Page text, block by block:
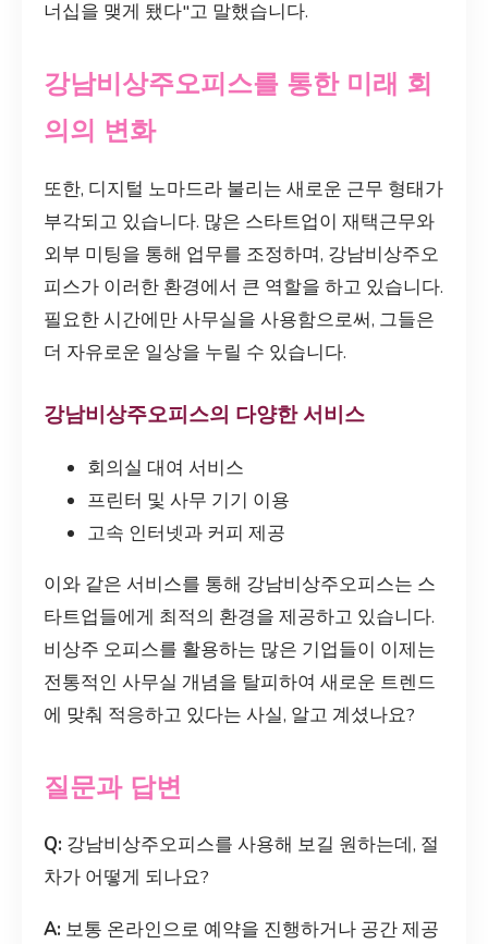
너십을 맺게 됐다"고 말했습니다.
강남비상주오피스를 통한 미래 회
의의 변화
또한, 디지털 노마드라 불리는 새로운 근무 형태가
부각되고 있습니다. 많은 스타트업이 재택근무와
외부 미팅을 통해 업무를 조정하며, 강남비상주오
피스가 이러한 환경에서 큰 역할을 하고 있습니다.
필요한 시간에만 사무실을 사용함으로써, 그들은
더 자유로운 일상을 누릴 수 있습니다.
강남비상주오피스의 다양한 서비스
회의실 대여 서비스
프린터 및 사무 기기 이용
고속 인터넷과 커피 제공
이와 같은 서비스를 통해 강남비상주오피스는 스
타트업들에게 최적의 환경을 제공하고 있습니다.
비상주 오피스를 활용하는 많은 기업들이 이제는
전통적인 사무실 개념을 탈피하여 새로운 트렌드
에 맞춰 적응하고 있다는 사실, 알고 계셨나요?
질문과 답변
Q: 강남비상주오피스를 사용해 보길 원하는데, 절
차가 어떻게 되나요?
A: 보통 온라인으로 예약을 진행하거나 공간 제공